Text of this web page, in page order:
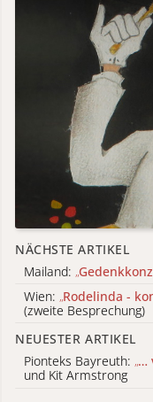
NÄCHSTE ARTIKEL
Mailand: „
Wien: „Rodelinda -
(zweite Besprechung)
NEUESTER ARTIKEL
Pionteks Bayreuth: „…
und Kit Armstrong